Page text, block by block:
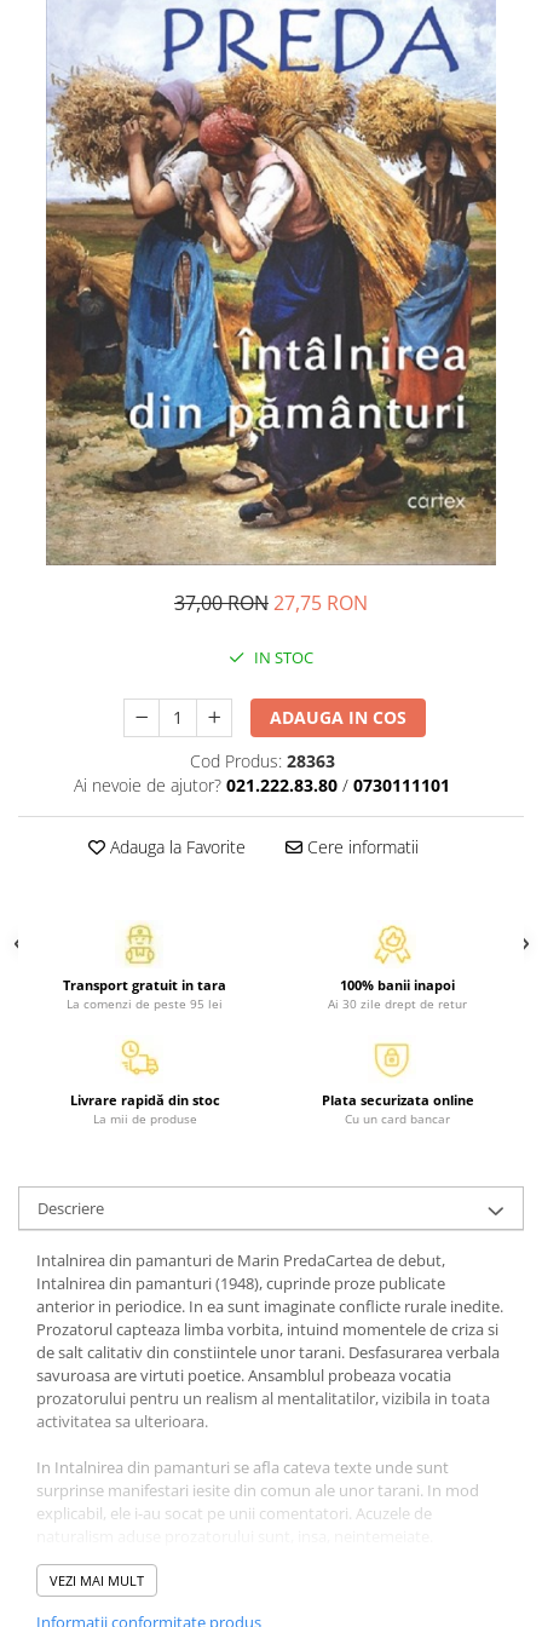
Vanzari si marketing
Carte scolara
Atlase, dictionare si enciclopedii
Carte prescolara
Carte scolara
Dictionare de limba romana
Ghiduri de conversatie
Invatamant gimnazial
Invatamant primar
Invatarea limbilor straine
Liceu
Povesti si povestiri
Carti in limba engleza
Carti pentru copii
Activitati si jocuri pentru copii
Atlase, dictionare si enciclopedii
Literatura si fictiune
Povesti pentru copii
Dictionare si enciclopedii
Dictionare de limba romana
Dictionare tematice
Enciclopedii
Diete si fitness
Diete si alimentatie sanatoasa
Fitness si frumusete
Feng Shui
Medicina alternativa
Sa nu razi :((
Drept
Legislatie
Fictiune
Actiune si Aventura
Clasici
Crime, Thriller, Mistery
Fantasy
Istorica
Literatura de divertisment
37,00 RON27,75 RON
IN STOC
ADAUGA IN COS
Cod Produs: 28363
Ai nevoie de ajutor? 021.222.83.80 / 0730111101
Adauga la Favorite Cere informatii
Transport gratuit in tara
La comenzi de peste 95 lei
100% banii inapoi
Ai 30 zile drept de retur
Livrare rapidă din stoc
La mii de produse
Plata securizata online
Cu un card bancar
Descriere
Intalnirea din pamanturi de Marin PredaCartea de debut,
Intalnirea din pamanturi (1948), cuprinde proze publicate
anterior in periodice. In ea sunt imaginate conflicte rurale inedite.
Prozatorul capteaza limba vorbita, intuind momentele de criza si
de salt calitativ din constiintele unor tarani. Desfasurarea verbala
savuroasa are virtuti poetice. Ansamblul probeaza vocatia
prozatorului pentru un realism al mentalitatilor, vizibila in toata
activitatea sa ulterioara.
In Intalnirea din pamanturi se afla cateva texte unde sunt
surprinse manifestari iesite din comun ale unor tarani. In mod
explicabil, ele i-au socat pe unii comentatori. Acuzele de
Povestirile respective impun nu numai prin farmecul particular al
scriiturii, ci si datorita intuitiilor psihologice ale autorului. Ca
VEZI MAI MULT
Informatii conformitate produs